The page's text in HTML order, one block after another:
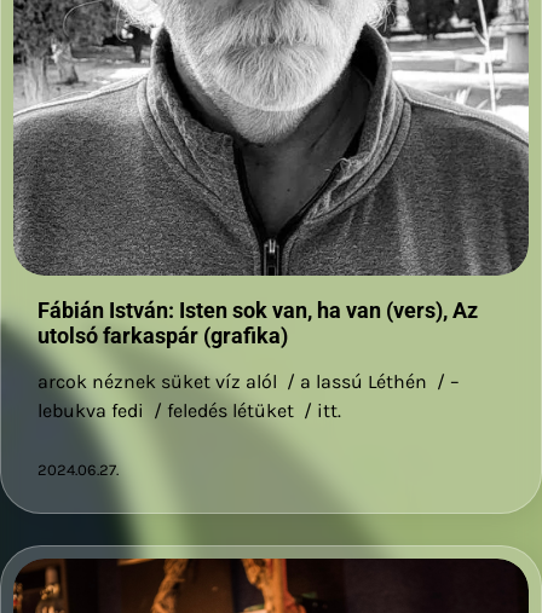
Fábián István: Isten sok van, ha van (vers), Az
utolsó farkaspár (grafika)
arcok néznek süket víz alól / a lassú Léthén / –
lebukva fedi / feledés létüket / itt.
2024.06.27.